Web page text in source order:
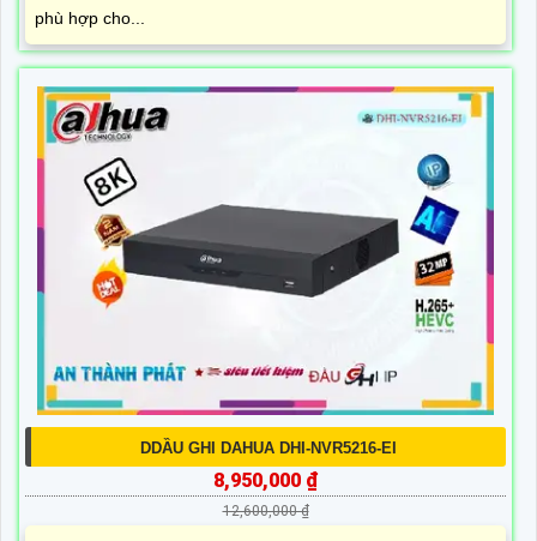
phù hợp cho...
DDẦU GHI DAHUA DHI-NVR5216-EI
8,950,000 ₫
12,600,000 ₫